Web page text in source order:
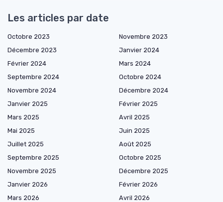
Les articles par date
Octobre 2023
Novembre 2023
Décembre 2023
Janvier 2024
Février 2024
Mars 2024
Septembre 2024
Octobre 2024
Novembre 2024
Décembre 2024
Janvier 2025
Février 2025
Mars 2025
Avril 2025
Mai 2025
Juin 2025
Juillet 2025
Août 2025
Septembre 2025
Octobre 2025
Novembre 2025
Décembre 2025
Janvier 2026
Février 2026
Mars 2026
Avril 2026